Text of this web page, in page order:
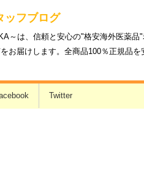
ッフブログ
～は、信頼と安心の"格安海外医薬
お届けします。全商品100％正規品を
Twitter